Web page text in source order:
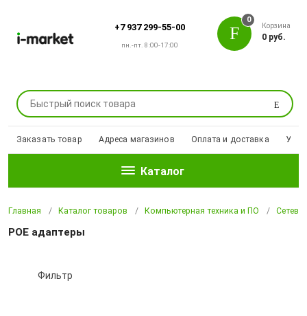
+7 937 299-55-00
пн.-пт. 8:00-17:00
Поиск
0
Корзина
0 руб.
Заказать товар Адреса магазинов Оплата и доставка
Каталог
Главная Каталог товаров Компьютерная техника и ПО
POE адаптеры
Фильтр